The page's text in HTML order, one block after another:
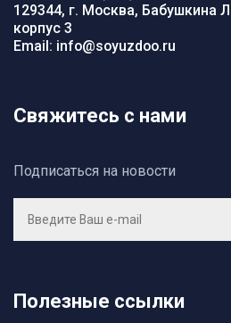
129344, г. Москва, Бабушкина
корпус 3
Email: info@soyuzdoo.ru
Свяжитесь с нами
Подписаться на новости
Полезные ссылки